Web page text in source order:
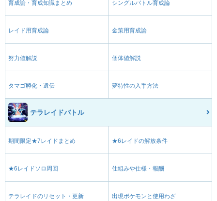
育成論・育成知識まとめ シングルバトル育成論
レイド用育成論 金策用育成論
努力値解説 個体値解説
タマゴ孵化・遺伝 夢特性の入手方法
テラレイドバトル
期間限定★7レイドまとめ ★6レイドの解放条件
★6レイドソロ周回 仕組みや仕様・報酬
テラレイドのリセット・更新 出現ポケモンと使用わざ